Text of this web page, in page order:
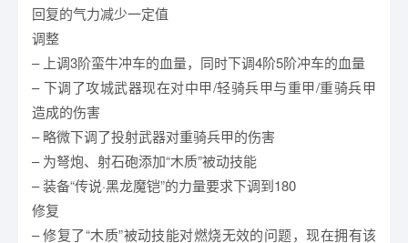
回复的气力减少一定值
调整
– 上调3阶蛮牛冲车的血量，同时下调4阶5阶冲车的血量
– 下调了攻城武器现在对中甲/轻骑兵甲与重甲/重骑兵甲
造成的伤害
– 略微下调了投射武器对重骑兵甲的伤害
– 为弩炮、射石砲添加“木质”被动技能
– 装备“传说·黑龙魔铠”的力量要求下调到180
修复
– 修复了“木质”被动技能对燃烧无效的问题，现在拥有该